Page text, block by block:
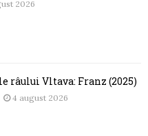
2026
râului Vltava: Franz (2025)
4 august 2026